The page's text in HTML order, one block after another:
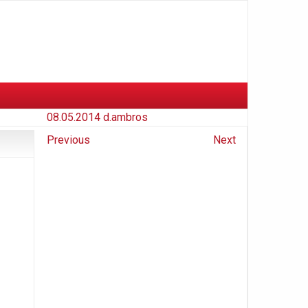
08.05.2014 d.ambros
Previous
Next